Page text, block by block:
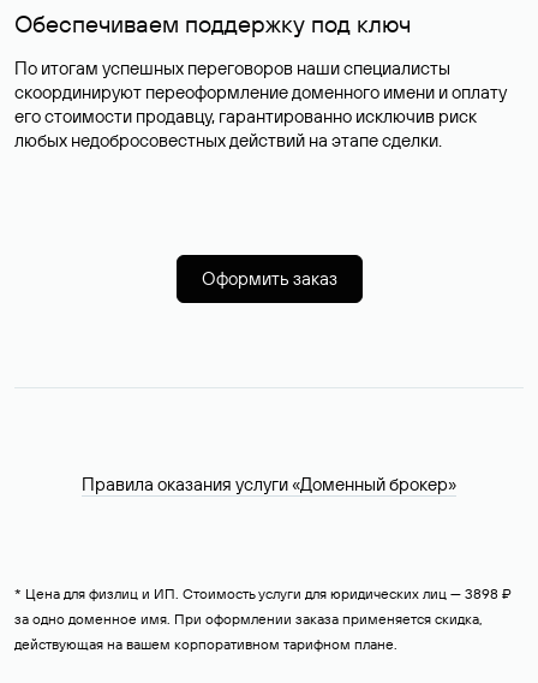
Обеспечиваем поддержку под ключ
По итогам успешных переговоров наши специалисты
скоординируют переоформление доменного имени и оплату
его стоимости продавцу, гарантированно исключив риск
любых недобросовестных действий на этапе сделки.
Оформить заказ
Правила оказания услуги «Доменный брокер»
* Цена для физлиц и ИП. Стоимость услуги для юридических лиц — 3898 ₽
за одно доменное имя. При оформлении заказа применяется скидка,
действующая на вашем корпоративном тарифном плане.